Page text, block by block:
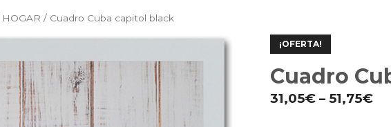
HOGAR / Cuadro Cuba capitol black
¡OFERTA!
Cuadro
31,05€– 51,75€